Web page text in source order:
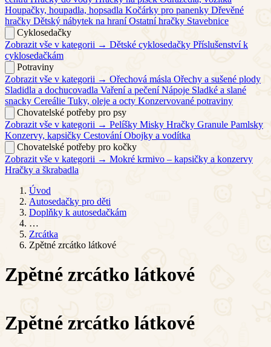
Houpačky, houpadla, hopsadla Kočárky pro panenky Dřevěné
hračky Dětský nábytek na hraní Ostatní hračky Stavebnice
Cyklosedačky
Zobrazit vše v kategorii → Dětské cyklosedačky Příslušenství k
cyklosedačkám
Potraviny
Zobrazit vše v kategorii → Ořechová másla Ořechy a sušené plody
Sladidla a dochucovadla Vaření a pečení Nápoje Sladké a slané
snacky Cereálie Tuky, oleje a octy Konzervované potraviny
Chovatelské potřeby pro psy
Zobrazit vše v kategorii → Pelíšky Misky Hračky Granule Pamlsky
Konzervy, kapsičky Cestování Obojky a vodítka
Chovatelské potřeby pro kočky
Zobrazit vše v kategorii → Mokré krmivo – kapsičky a konzervy
Hračky a škrabadla
Úvod
Autosedačky pro děti
Doplňky k autosedačkám
…
Zrcátka
Zpětné zrcátko látkové
Zpětné zrcátko látkové
Zpětné zrcátko látkové